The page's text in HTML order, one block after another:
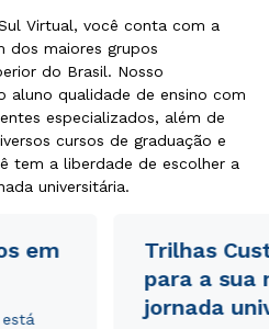
Virtual, você conta com a
dos maiores grupos
do Brasil. Nosso
aluno qualidade de ensino com
especializados, além de
cursos de graduação e
tem a liberdade de escolher a
universitária.
em
Trilhas
para a sua
jornada